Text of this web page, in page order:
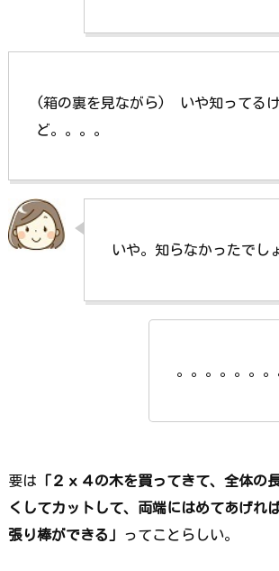
(箱の裏を見ながら) いや知ってるけ
ど。。。。
いや。知らなかったでし
。。。。。。。
要は 「２ｘ４の木を買ってきて、全体の
くしてカットして、両端にはめてあげれ
張り棒ができる」
ってことらしい。